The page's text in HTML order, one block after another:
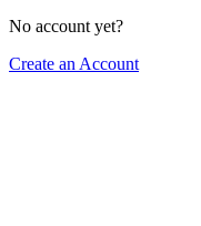
No account yet?
Create an Account